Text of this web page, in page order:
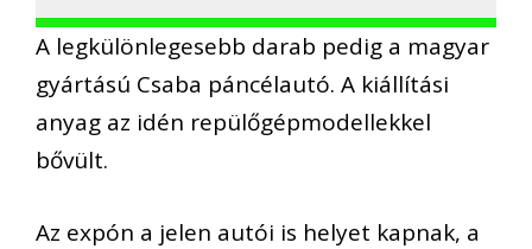
A legkülönlegesebb darab pedig a magyar
gyártású Csaba páncélautó. A kiállítási
anyag az idén repülőgépmodellekkel
bővült.
Az expón a jelen autói is helyet kapnak, a